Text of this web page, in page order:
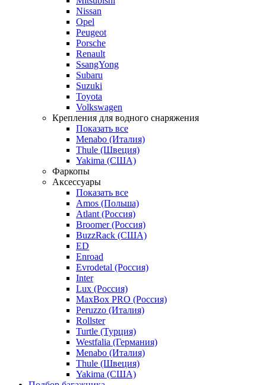
Nissan
Opel
Peugeot
Porsche
Renault
SsangYong
Subaru
Suzuki
Toyota
Volkswagen
Крепления для водного снаряжения
Показать все
Menabo (Италия)
Thule (Швеция)
Yakima (США)
Фаркопы
Аксессуары
Показать все
Amos (Польша)
Atlant (Россия)
Broomer (Россия)
BuzzRack (США)
ED
Enroad
Evrodetal (Россия)
Inter
Lux (Россия)
MaxBox PRO (Россия)
Peruzzo (Италия)
Rollster
Turtle (Турция)
Westfalia (Германия)
Menabo (Италия)
Thule (Швеция)
Yakima (США)